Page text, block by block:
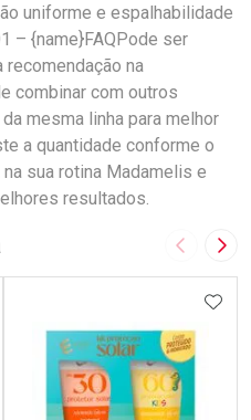
uniforme e espalhabilidade
– {name}FAQPode ser
na
combinar com outros
mesma linha para melhor
a quantidade conforme o
sua rotina Madamelis e
resultados.
Imagem
AOS FAVORITOS